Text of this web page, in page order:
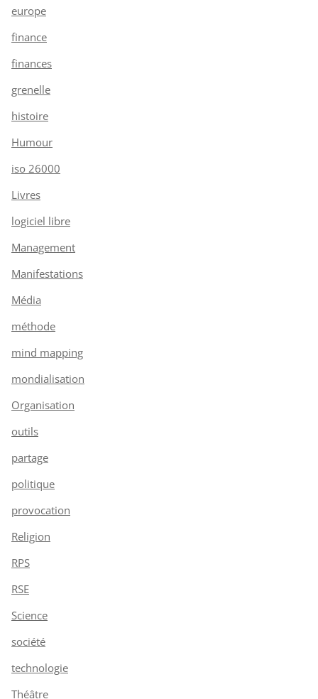
europe
finance
finances
grenelle
histoire
Humour
iso 26000
Livres
logiciel libre
Management
Manifestations
Média
méthode
mind mapping
mondialisation
Organisation
outils
partage
politique
provocation
Religion
RPS
RSE
Science
société
technologie
Théâtre